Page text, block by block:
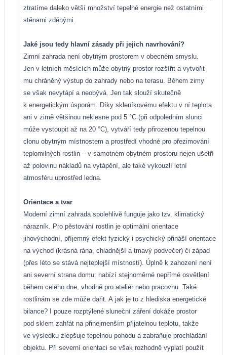
ztratíme daleko větší množství tepelné energie než ostatními
stěnami zděnými.
Jaké jsou tedy hlavní zásady při jejich navrhování?
Zimní zahrada není obytným prostorem v obecném smyslu.
Jen v letních měsících může obytný prostor rozšířit a vytvořit
mu chráněný výstup do zahrady nebo na terasu. Během zimy
se však nevytápí a neobývá. Jen tak slouží skutečně
k energetickým úsporám. Díky skleníkovému efektu v ní teplota
ani v zimě většinou neklesne pod 5 °C (při odpoledním slunci
může vystoupit až na 20 °C), vytváří tedy přirozenou tepelnou
clonu obytným místnostem a prostředí vhodné pro přezimování
teplomilných rostlin – v samotném obytném prostoru nejen ušetří
až polovinu nákladů na vytápění, ale také vykouzlí letní
atmosféru uprostřed ledna.
Orientace a tvar
Moderní zimní zahrada spolehlivě funguje jako tzv. klimatický
nárazník. Pro pěstování rostlin je optimální orientace
jihovýchodní, příjemný efekt fyzický i psychický přináší orientace
na východ (krásná rána, chladnější a tmavý podvečer) či západ
(přes léto se stává nejteplejší místností). Úplně k zahození není
ani severní strana domu: nabízí stejnoměrné nepřímé osvětlení
během celého dne, vhodné pro ateliér nebo pracovnu. Také
rostlinám se zde může dařit. A jak je to z hlediska energetické
bilance? I pouze rozptýlené sluneční záření dokáže prostor
pod sklem zahřát na přinejmenším přijatelnou teplotu, takže
ve výsledku zlepšuje tepelnou pohodu a zabraňuje prochládání
objektu. Při severní orientaci se však rozhodně vyplatí použít